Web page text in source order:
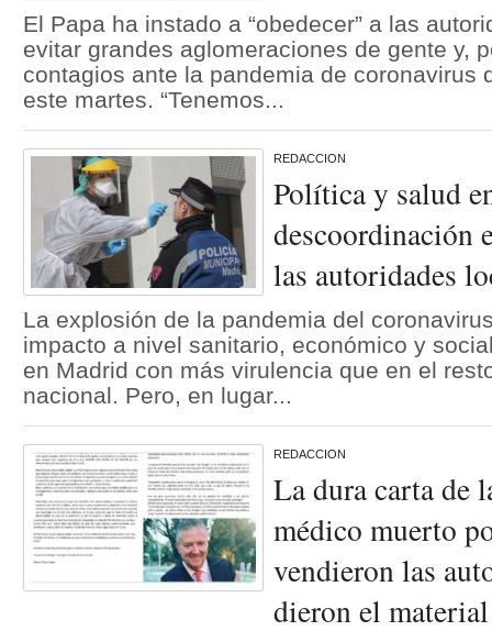
El Papa ha instado a “obedecer” a las
evitar grandes aglomeraciones de gente y,
contagios ante la pandemia de coronavirus
este martes. “Tenemos...
REDACCION
Política y salud
descoordinación
las autoridades
La explosión de la pandemia del
impacto a nivel sanitario, económico y
en Madrid con más virulencia que en el
nacional. Pero, en lugar...
REDACCION
La dura carta de
médico muerto
vendieron las
dieron el